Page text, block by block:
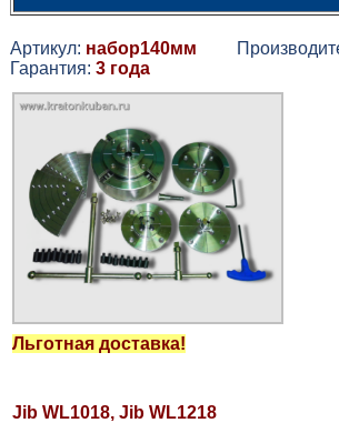
Артикул: набор140мм
Гарантия: 3 года
Льготная доставка!
Jib WL1018, Jib WL1218